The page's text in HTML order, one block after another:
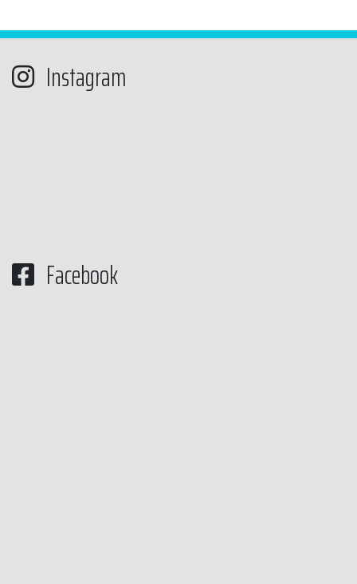
Instagram
Facebook